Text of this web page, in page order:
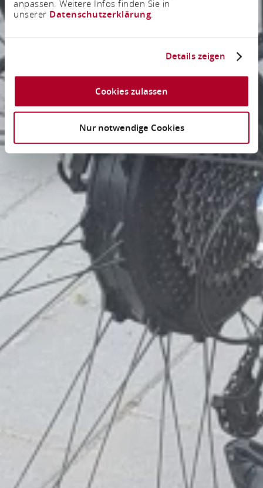
anpassen. Weitere Infos finden Sie in
unserer Datenschutzerklärung.
Details zeigen
Cookies zulassen
Nur notwendige Cookies